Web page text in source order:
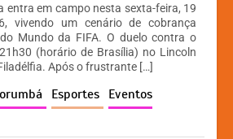
s
s
e
n
p
y
Li
n
entra em campo nesta sexta-feira, 19
vivendo um cenário de cobrança
Mundo da FIFA. O duelo contra o
(horário de Brasília) no Lincoln
Após o frustrante […]
Esportes Eventos